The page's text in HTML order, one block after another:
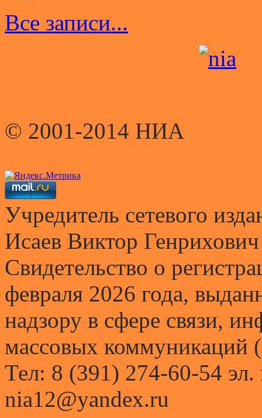
Все записи...
© 2001-2014 НИА
Учредитель сетевого
Исаев Виктор Генрихович
Свидетельство о
февраля 2026 года,
надзору в сфере связи,
массовых коммуникаций
Тел: 8 (391) 274-60-54 эл.
nia12@yandex.ru